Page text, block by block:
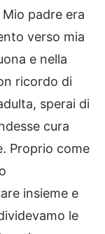
padre era
verso mia
e nella
ricordo di
sperai di
cura
Proprio come
insieme e
le